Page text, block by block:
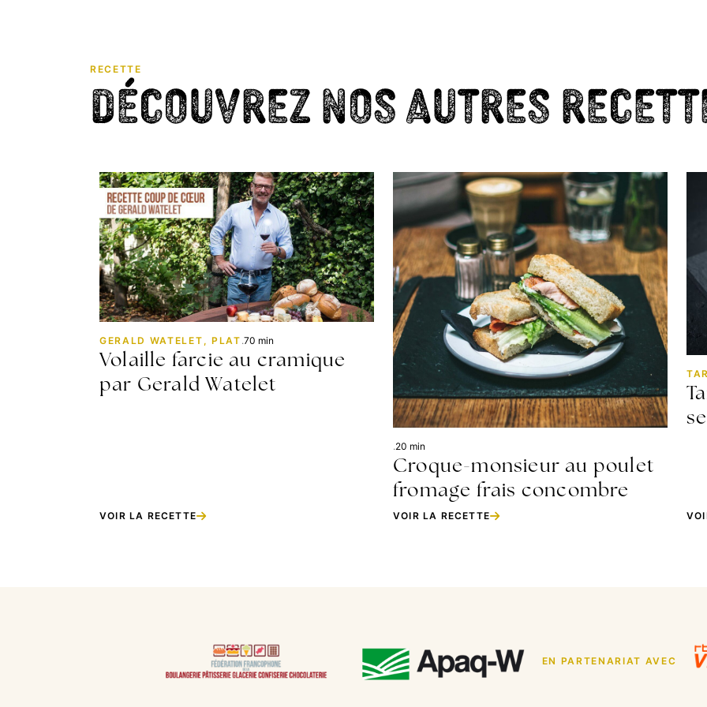
RECETTE
Découvrez nos autres
GERALD WATELET, PLAT .70 min
Volaille farcie au cramique
par Gerald Watelet
VOIR LA RECETTE
.20 min
Croque-monsieur au poulet
fromage frais concombre
VOIR LA RECETTE
EN PARTENARIAT AVEC